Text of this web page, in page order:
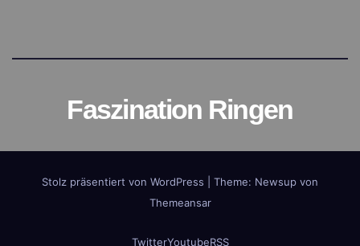
Faszination Ringen
Stolz präsentiert von WordPress Theme: Newsup von
Themeansar
TwitterYoutubeRSS